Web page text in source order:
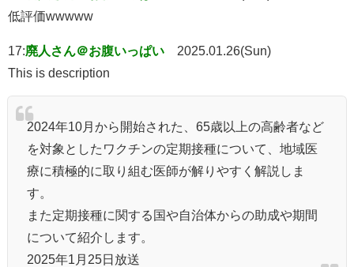
低評価wwwww
17:廃人さん＠お腹いっぱい
2025.01.26(Sun)
This is description
2024年10月から開始された、65歳以上の高齢者など
を対象としたワクチンの定期接種について、地域医
療に積極的に取り組む医師が解りやすく解説しま
す。
また定期接種に関する国や自治体からの助成や期間
について紹介します。
2025年1月25日放送